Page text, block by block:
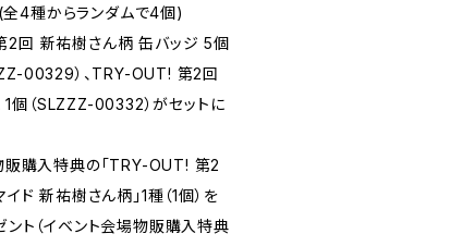
4種からランダムで4個)
2回 新祐樹さん柄 缶バッジ 5個
00329）、TRY-OUT! 第2回
個（SLZZZ-00332）がセットに
販購入特典の「TRY-OUT! 第2
ド 新祐樹さん柄」1種（1個）を
ント（イベント会場物販購入特典